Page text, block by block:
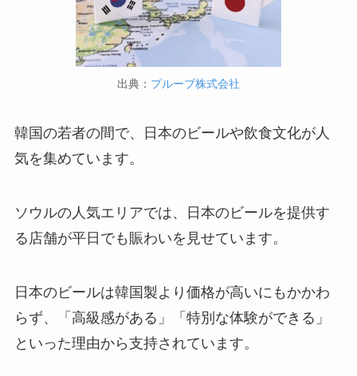
出典： プルーブ株式会社
韓国の若者の間で、日本のビールや飲食文化が人
気を集めています。
ソウルの人気エリアでは、日本のビールを提供す
る店舗が平日でも賑わいを見せています。
日本のビールは韓国製より価格が高いにもかかわ
らず、「高級感がある」「特別な体験ができる」
といった理由から支持されています。